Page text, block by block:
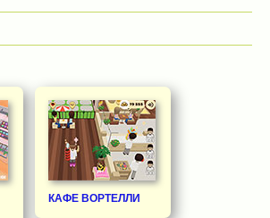
КАФЕ ВОРТЕЛЛИ